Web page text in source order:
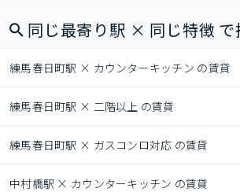
同じ最寄り駅 × 同じ特徴 で
練馬春日町駅 × カウンターキッチン の賃貸
練馬春日町駅 × 二階以上 の賃貸
練馬春日町駅 × ガスコンロ対応 の賃貸
中村橋駅 × カウンターキッチン の賃貸